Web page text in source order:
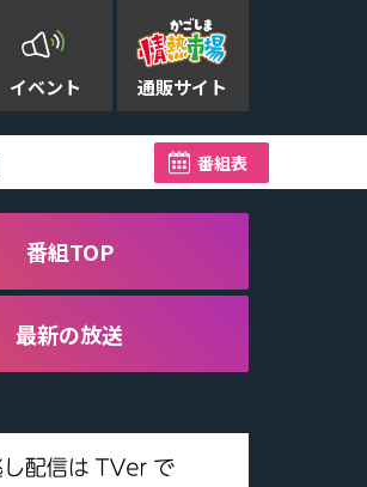
イベント 通販サイト
大型で非常強い台風
番組表
番組TOP
最新の放送